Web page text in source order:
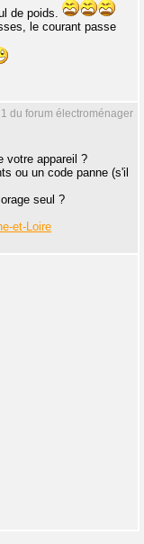
de poids.
le courant passe
du forum électroménager
votre appareil ?
ou un code panne (s'il
seul ?
et-Loire